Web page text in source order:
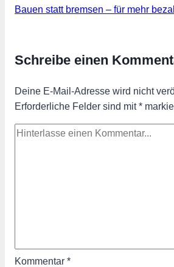
Bauen statt bremsen – für mehr
Schreibe einen
Deine E-Mail-Adresse wird nicht
Erforderliche Felder sind mit*
Kommentar *